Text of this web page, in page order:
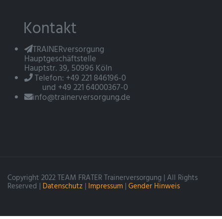
Kontakt
TRAINERversorgung
Hauptgeschäftstelle
Hauptstr. 39, 50996 Köln
Telefon: +49 221 846196-0
und +49 221 64000367-0
info@trainerversorgung.de
Copyright 2022 TEAM FRATER Trainerversorgung | All Rights
Reserved | Datenschutz | Impressum | Gender Hinweis